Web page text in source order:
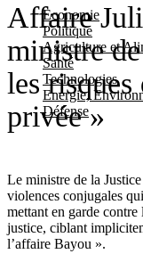
Economie
Politique
Agriculture et
Santé
Technologies
Energie,
Défense
Affaire
ministre
les risques
privée »
Le ministre de la
violences conjugales
mettant en garde
justice, ciblant
l’affaire Bayou ».